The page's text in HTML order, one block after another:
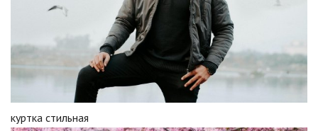
куртка стильная